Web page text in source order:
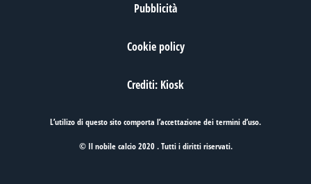
Pubblicità
Cookie policy
Crediti: Kiosk
L’utilizo di questo sito comporta l’accettazione deitermini d’uso.
© Il nobile calcio 2020 . Tutti i diritti riservati.